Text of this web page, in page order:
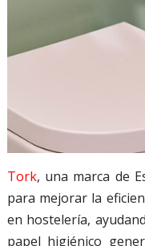
Tork, una marca de
para mejorar la
en hostelería,
papel higiénico